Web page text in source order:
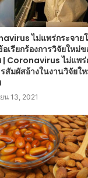
ไม่แพร่กระจาย
เรียกร้องการวิจัยใหม่ข
| Coronavirus ไม่แพร่
สัมผัสอ้างในงานวิจัยใ
น 13, 2021